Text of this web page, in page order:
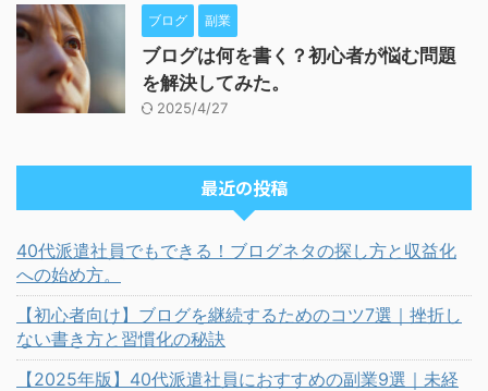
ブログ 副業
ブログは何を書く？初心者が悩む問題
を解決してみた。
2025/4/27
最近の投稿
40代派遣社員でもできる！ブログネタの探し方と収益化
への始め方。
【初心者向け】ブログを継続するためのコツ7選｜挫折し
ない書き方と習慣化の秘訣
【2025年版】40代派遣社員におすすめの副業9選｜未経